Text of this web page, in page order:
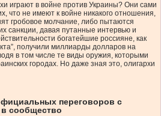
играют в войне против Украины? Они сами
что не имеют к войне никакого отношения,
гробовое молчание, либо пытаются
санкции, давая путанные интервью и
богатейшие россияне, как
получили миллиарды долларов на
в том числе те виды оружия, которыми
городах. Но даже зная это, олигархи
переговоров с
сообщество